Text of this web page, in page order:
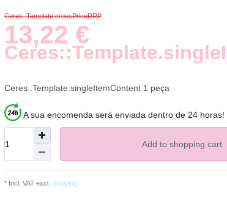
Ceres::Template.crossPriceRRP
13,22 €
Ceres::Template.singleItemContent 1 peça
A sua encomenda será enviada dentro de 24 horas!
Add to shopping cart
* Incl. VAT excl. Shipping